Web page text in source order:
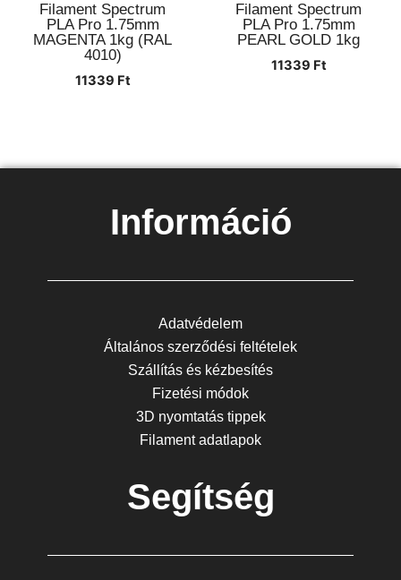
Filament Spectrum
PLA Pro 1.75mm
MAGENTA 1kg (RAL
4010)
11339 Ft
Filament Spectrum
PLA Pro 1.75mm
PEARL GOLD 1kg
11339 Ft
Információ
Adatvédelem
Általános szerződési feltételek
Szállítás és kézbesítés
Fizetési módok
3D nyomtatás tippek
Filament adatlapok
Segítség